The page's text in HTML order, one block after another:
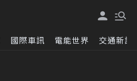
國際車訊 電能世界 交通新訊